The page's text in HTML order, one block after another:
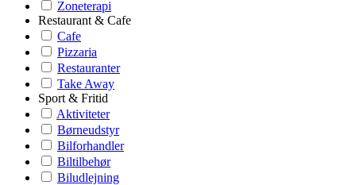
Zoneterapi
Restaurant & Cafe
Cafe
Pizzaria
Restauranter
Take Away
Sport & Fritid
Aktiviteter
Børneudstyr
Bilforhandler
Biltilbehør
Biludlejning